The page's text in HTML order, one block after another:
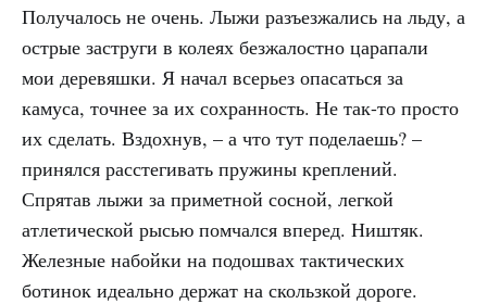
Получалось не очень. Лыжи разъезжались на льду, а
острые заструги в колеях безжалостно царапали
мои деревяшки. Я начал всерьез опасаться за
камуса, точнее за их сохранность. Не так-то просто
их сделать. Вздохнув, – а что тут поделаешь? –
принялся расстегивать пружины креплений.
Спрятав лыжи за приметной сосной, легкой
атлетической рысью помчался вперед. Ништяк.
Железные набойки на подошвах тактических
ботинок идеально держат на скользкой дороге.